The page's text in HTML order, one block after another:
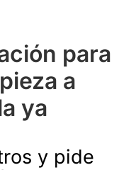
para
a
ya
y pide